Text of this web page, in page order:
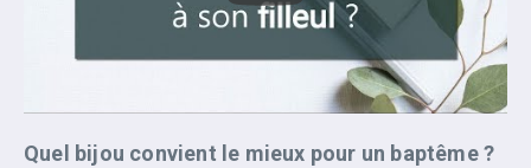
Quel bijou convient le mieux pour un baptême ?